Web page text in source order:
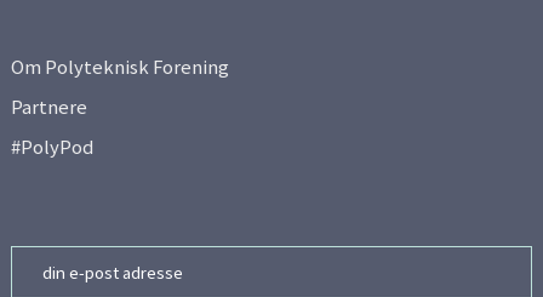
Om Polyteknisk Forening
Partnere
#PolyPod